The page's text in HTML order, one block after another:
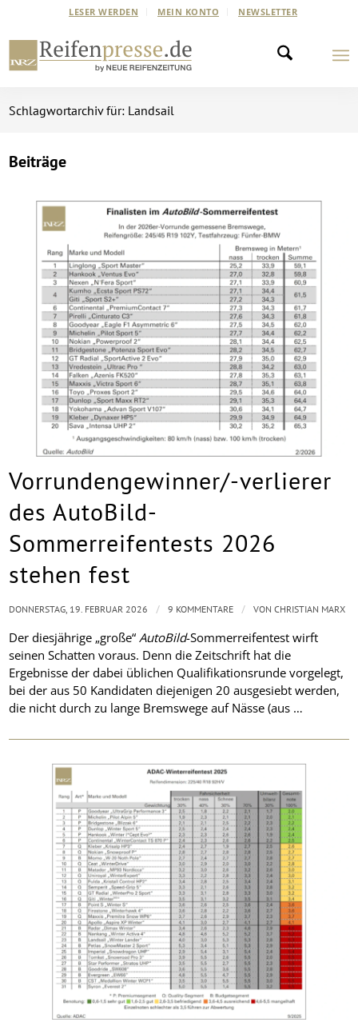
LESER WERDEN MEIN KONTO NEWSLETTER
Schlagwortarchiv für: Landsail
Beiträge
Vorrundengewinner/-verlierer
des AutoBild-
Sommerreifentests 2026
stehen fest
Der diesjährige „große“AutoBild-Sommerreifentest wirft
seinen Schatten voraus. Denn die Zeitschrift hat die
Ergebnisse der dabei üblichen Qualifikationsrunde vorgelegt,
bei der aus 50 Kandidaten diejenigen 20 ausgesiebt werden,
die nicht durch zu lange Bremswege auf Nässe (aus …
DONNERSTAG, 19. FEBRUAR 2026 / 9 KOMMENTARE / VONCHRISTIAN MARX